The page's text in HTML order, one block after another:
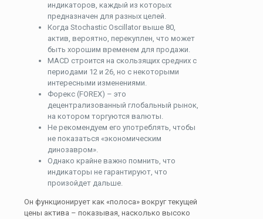
индикаторов, каждый из которых
предназначен для разных целей.
Когда Stochastic Oscillator выше 80,
актив, вероятно, перекуплен, что может
быть хорошим временем для продажи.
MACD строится на скользящих средних с
периодами 12 и 26, но с некоторыми
интересными изменениями.
Форекс (FOREX) – это
децентрализованный глобальный рынок,
на котором торгуются валюты.
Не рекомендуем его употреблять, чтобы
не показаться «экономическим
динозавром».
Однако крайне важно помнить, что
индикаторы не гарантируют, что
произойдет дальше.
Он функционирует как «полоса» вокруг текущей
цены актива – показывая, насколько высоко